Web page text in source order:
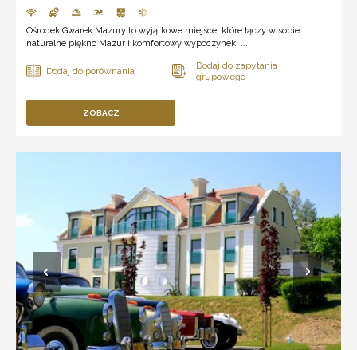
Ośrodek Gwarek Mazury to wyjątkowe miejsce, które łączy w sobie
naturalne piękno Mazur i komfortowy wypoczynek. ...
ZOBACZ